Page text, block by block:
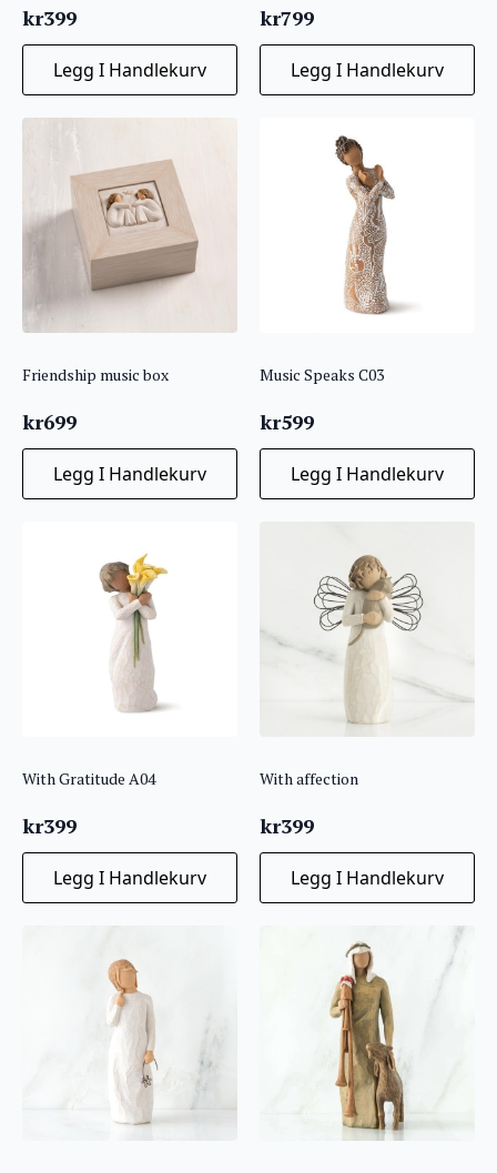
kr399
Legg I Handlekurv
kr799
Legg I Handlekurv
Friendship music box
kr699
Legg I Handlekurv
Music Speaks C03
kr599
Legg I Handlekurv
With Gratitude A04
kr399
Legg I Handlekurv
With affection
kr399
Legg I Handlekurv